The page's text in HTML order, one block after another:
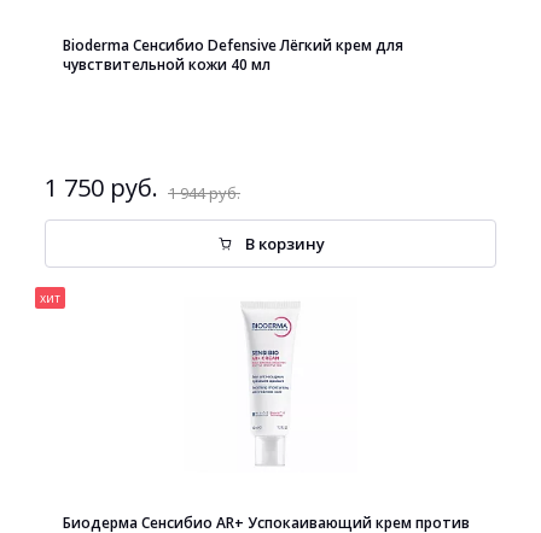
Bioderma Сенсибио Defensive Лёгкий крем для
чувствительной кожи 40 мл
1 750 руб. 1 944 руб.
В корзину
хит
Биодерма Сенсибио AR+ Успокаивающий крем против